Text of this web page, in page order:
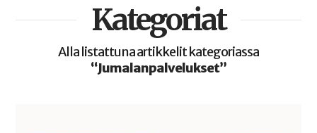
Kategoriat
Alla listattuna artikkelit kategoriassa
“Jumalanpalvelukset”